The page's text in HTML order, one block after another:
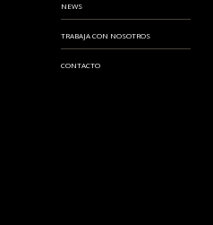
NEWS
TRABAJA CON NOSOTROS
CONTACTO